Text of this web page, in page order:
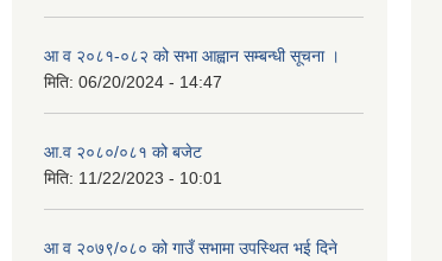
आ व २०८१-०८२ को सभा आह्वान सम्बन्धी सूचना ।
मिति: 06/20/2024 - 14:47
आ.व २०८०/०८१ को बजेट
मिति: 11/22/2023 - 10:01
आ व २०७९/०८० को गाउँ सभामा उपस्थित भई दिने